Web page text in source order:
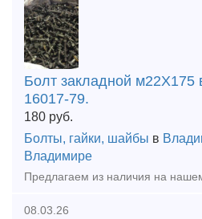
Болт закладной м22Х175
16017-79.
180 руб.
Болты, гайки, шайбы в
Владимире
08.03.26